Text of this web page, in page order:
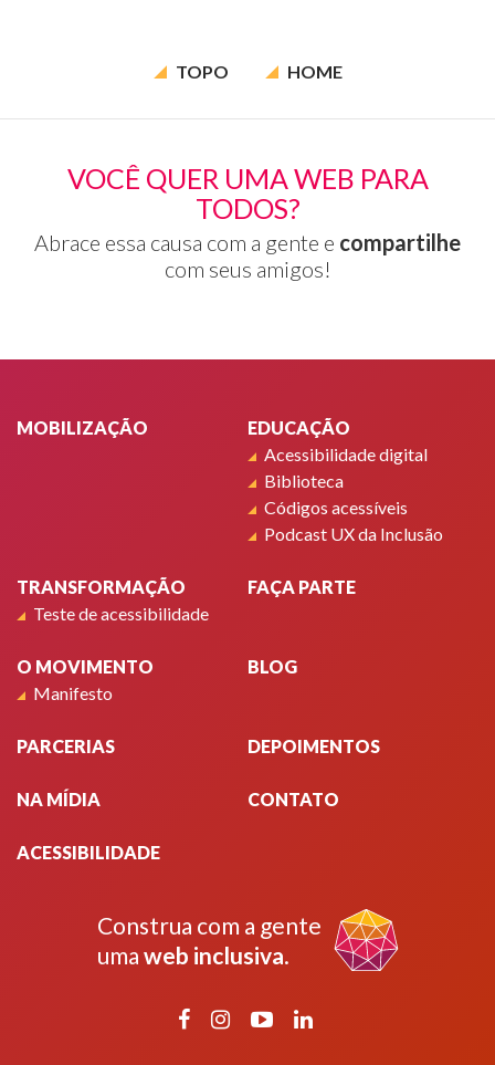
TOPO HOME
VOCÊ QUER UMA WEB PARA
TODOS?
Abrace essa causa com a gente e compartilhe
com seus amigos!
MOBILIZAÇÃO
EDUCAÇÃO
Acessibilidade digital
Biblioteca
Códigos acessíveis
Podcast UX da Inclusão
TRANSFORMAÇÃO
Teste de acessibilidade
FAÇA PARTE
O MOVIMENTO
Manifesto
BLOG
PARCERIAS DEPOIMENTOS
NA MÍDIA CONTATO
ACESSIBILIDADE
Construa com a gente
uma web inclusiva.
Facebook
Instagram
YouTubeLinkedIn